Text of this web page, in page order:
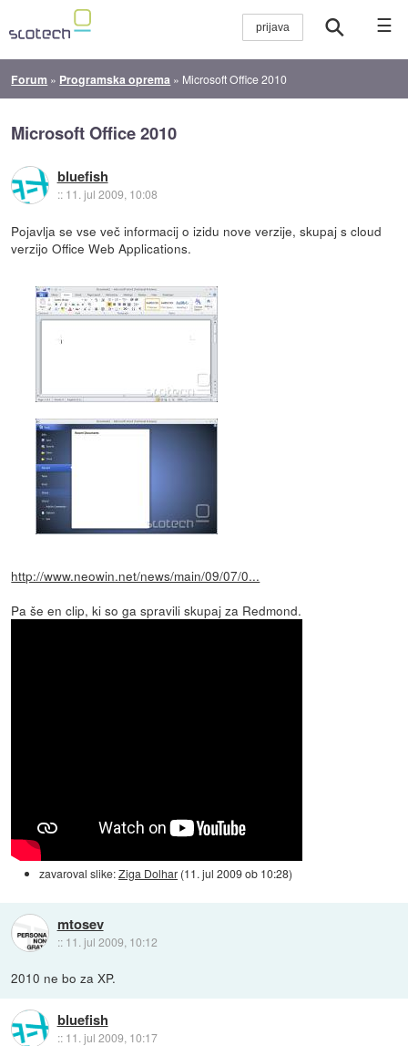
☰
Forum » Programska oprema » Microsoft Office 2010
Microsoft Office 2010
bluefish
:: 11. jul 2009, 10:08
Pojavlja se vse več informacij o izidu nove verzije, skupaj s cloud
verzijo Office Web Applications.
http://www.neowin.net/news/main/09/07/0...
Pa še en clip, ki so ga spravili skupaj za Redmond.
zavaroval slike:Ziga Dolhar (11. jul 2009 ob 10:28)
mtosev
:: 11. jul 2009, 10:12
2010 ne bo za XP.
bluefish
:: 11. jul 2009, 10:17